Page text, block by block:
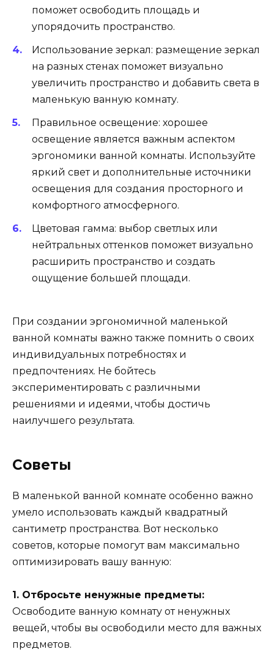
поможет освободить площадь и
упорядочить пространство.
Использование зеркал: размещение зеркал
на разных стенах поможет визуально
увеличить пространство и добавить света в
маленькую ванную комнату.
Правильное освещение: хорошее
освещение является важным аспектом
эргономики ванной комнаты. Используйте
яркий свет и дополнительные источники
освещения для создания просторного и
комфортного атмосферного.
Цветовая гамма: выбор светлых или
нейтральных оттенков поможет визуально
расширить пространство и создать
ощущение большей площади.
При создании эргономичной маленькой
ванной комнаты важно также помнить о своих
индивидуальных потребностях и
предпочтениях. Не бойтесь
экспериментировать с различными
решениями и идеями, чтобы достичь
наилучшего результата.
Советы
В маленькой ванной комнате особенно важно
умело использовать каждый квадратный
сантиметр пространства. Вот несколько
советов, которые помогут вам максимально
оптимизировать вашу ванную:
1. Отбросьте ненужные предметы:
Освободите ванную комнату от ненужных
вещей, чтобы вы освободили место для важных
предметов.